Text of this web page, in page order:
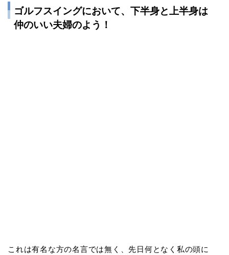
ゴルフスイングにおいて、下半身と上半身は
仲のいい夫婦のよう！
これは有名な方の名言では無く、先日何となく私の頭に